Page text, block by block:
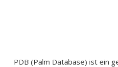
PDB (Palm Database) ist ein